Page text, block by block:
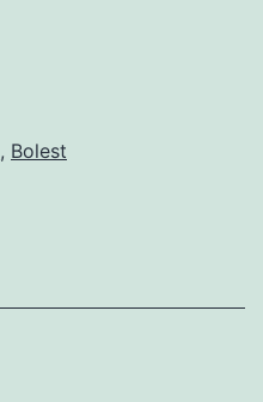
, Bolest